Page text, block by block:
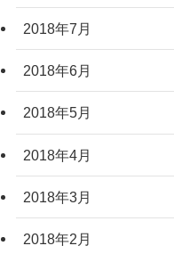
2018年7月
2018年6月
2018年5月
2018年4月
2018年3月
2018年2月